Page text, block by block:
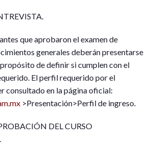
que aprobaron el examen de
generales deberán presentarse
de definir si cumplen con el
El perfil requerido por el
consultado en la página oficial:
>Presentación>Perfil de ingreso.
DEL CURSO